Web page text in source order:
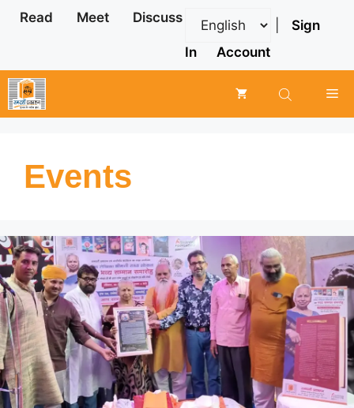
Skip
Read Meet Discuss
Sign
In
Account
Events